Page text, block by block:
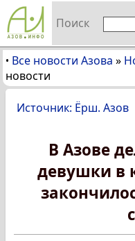
Поиск
• Все новости Азова »
новости
Источник: Ёрш. Азов
В Азове
девушки в